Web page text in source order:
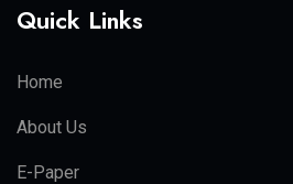
Quick Links
Home
About Us
E-Paper